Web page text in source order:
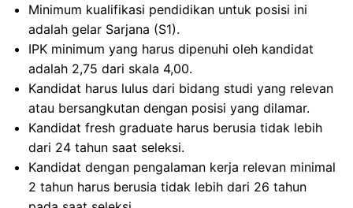
Minimum kualifikasi pendidikan untuk posisi ini
adalah gelar Sarjana (S1).
IPK minimum yang harus dipenuhi oleh kandidat
adalah 2,75 dari skala 4,00.
Kandidat harus lulus dari bidang studi yang relevan
atau bersangkutan dengan posisi yang dilamar.
Kandidat fresh graduate harus berusia tidak lebih
dari 24 tahun saat seleksi.
Kandidat dengan pengalaman kerja relevan minimal
2 tahun harus berusia tidak lebih dari 26 tahun